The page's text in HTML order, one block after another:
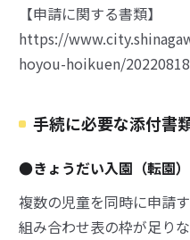
【申請に関する書類】
https://
hoyou-hoikuen/
手続に必要な添付書
●きょうだい入園（転園
複数の児童を同時に申請
組み合わせ表の枠が足り